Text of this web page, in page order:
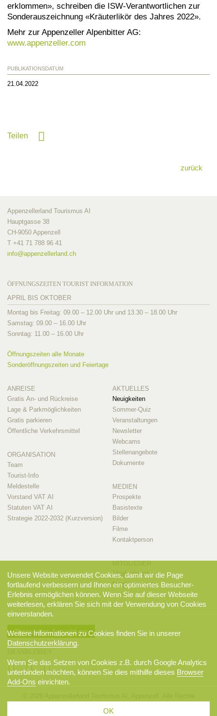
erklommen», schreiben die ISW-Verantwortlichen zur
Sonderauszeichnung «Kräuterlikör des Jahres 2022».
Mehr zur Appenzeller Alpenbitter AG:
www.appenzeller.com
PUBLIKATIONSDATUM
21.04.2022
Teilen
zurück
Appenzellerland Tourismus AI
Hauptgasse 38
CH-9050 Appenzell
T +41 71 788 96 41
info@appenzellerland.ch
ÖFFNUNGSZEITEN TOURIST INFORMATION
APRIL BIS OKTOBER
Montag bis Freitag: 09.00 – 12.00 Uhr und 13.30 – 18.00 Uhr
Samstag: 09.00 – 16.00 Uhr
Sonntag: 11.00 – 16.00 Uhr
Öffnungszeiten alle Monate
Sonderöffnungszeiten und Feiertage
ANREISE
Gratis An- und Rückreise
Lage & Parkmöglichkeiten
Gratis parkieren
Öffentliche Verkehrsmittel
ORGANISATION
Team
Tourist-Info
Meldestelle
Vorstand VAT AI
Statuten VAT AI
Strategie 2022-2032 (Kurzversion)
AKTUELLES
Neuigkeiten
Sommer-Quiz
Veranstaltungen
Newsletter
Webcams
Stellenangebote
Dokumente
MEDIEN
Prospekte
Basistexte
Bilder
Filme
Kontaktperson
Mitglieder-Info
Mitglieder-Login
Newsletter-Anmeldung
Datenschutzerklärung
Unsere Website verwendet Cookies, damit wir die Page
fortlaufend verbessern und Ihnen ein optimiertes Besucher-
Erlebnis ermöglichen können. Wenn Sie auf dieser Webseite
weiterlesen, erklären Sie sich mit der Verwendung von Cookies
einverstanden.
Weitere Informationen zu Cookies finden Sie in unserer
Datenschutzerklärung.
Wenn Sie das Setzen von Cookies z.B. durch Google Analytics
unterbinden möchten, können Sie dies mithilfe dieses Browser
Add-Ons einrichten.
OK